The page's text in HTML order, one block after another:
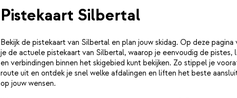
Pistekaart Silbertal
Bekijk de pistekaart van Silbertal en plan jouw skidag. Op deze pagina
je de actuele pistekaart van Silbertal, waarop je eenvoudig de pistes,
en verbindingen binnen het skigebied kunt bekijken. Zo stippel je
route uit en ontdek je snel welke afdalingen en liften het beste
op jouw wensen.